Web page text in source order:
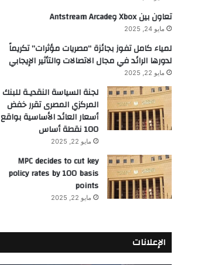
تعاون بين Xbox وAntstream Arcade
مايو 24, 2025
لمياء كامل تفوز بجائزة “مصريات مؤثرات” تكريماً
لدورها الرائد في مجال الاتصالات والتأثير الإيجابي
مايو 22, 2025
لجنة السياسة النقديـة للبنك
المركزي المصرى تقرر خفض
أسعار العائد الأساسية بواقع
100 نقطة أساس
مايو 22, 2025
MPC decides to cut key
policy rates by 100 basis
points
مايو 22, 2025
الإعلانات